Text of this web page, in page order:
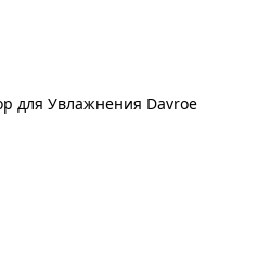
для Увлажнения Davroe